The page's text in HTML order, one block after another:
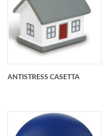
Antistress pianeta
terra personalizzato
O 66 mm
ANTISTRESS CASETTA